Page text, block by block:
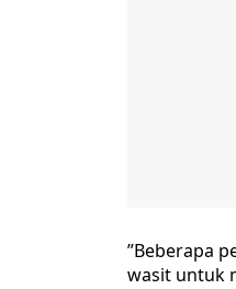
”Beberapa
wasit untuk